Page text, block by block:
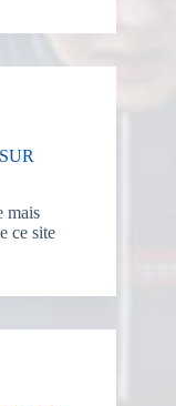
mais
ce site